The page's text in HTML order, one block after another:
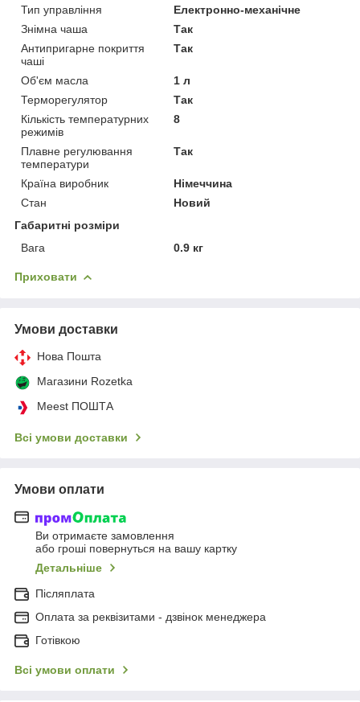
Тип управління
Електронно-механічне
Знімна чаша
Так
Антипригарне покриття
чаші
Так
Об'єм масла
1 л
Терморегулятор
Так
Кількість температурних
режимів
8
Плавне регулювання
температури
Так
Країна виробник
Німеччина
Стан
Новий
Габаритні розміри
Вага
0.9 кг
Приховати
Умови доставки
Нова Пошта
Магазини Rozetka
Meest ПОШТА
Всі умови доставки
Умови оплати
Ви отримаєте замовлення
або гроші повернуться на вашу картку
Детальніше
Післяплата
Оплата за реквізитами - дзвінок менеджера
Готівкою
Всі умови оплати